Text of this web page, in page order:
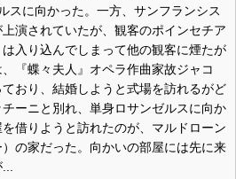
スに向かった。一方、サンフランシス
演されていたが、観客のポインセチア
は入り込んでしまって他の観客に煙たが
『蝶々夫人』オペラ作曲家故ジャコ
おり、結婚しようと式場を訪れるがど
ーニと別れ、単身ロサンゼルスに向か
借りようと訪れたのが、マルドローン
の家だった。向かいの部屋には先に来